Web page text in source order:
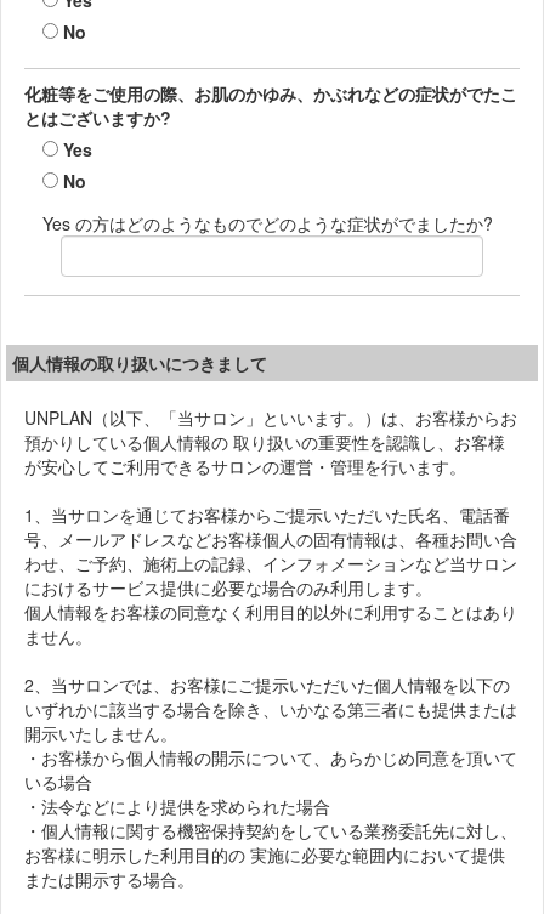
No
化粧等をご使用の際、お肌のかゆみ、かぶれなどの症状がでたこ
とはございますか?
Yes
No
Yes の方はどのようなものでどのような症状がでましたか?
個人情報の取り扱いにつきまして
UNPLAN（以下、「当サロン」といいます。）は、お客様からお
預かりしている個人情報の 取り扱いの重要性を認識し、お客様
が安心してご利用できるサロンの運営・管理を行います。
1、当サロンを通じてお客様からご提示いただいた氏名、電話番
号、メールアドレスなどお客様個人の固有情報は、各種お問い合
わせ、ご予約、施術上の記録、インフォメーションなど当サロン
におけるサービス提供に必要な場合のみ利用します。
個人情報をお客様の同意なく利用目的以外に利用することはあり
ません。
2、当サロンでは、お客様にご提示いただいた個人情報を以下の
いずれかに該当する場合を除き、いかなる第三者にも提供または
開示いたしません。
・お客様から個人情報の開示について、あらかじめ同意を頂いて
いる場合
・法令などにより提供を求められた場合
・個人情報に関する機密保持契約をしている業務委託先に対し、
お客様に明示した利用目的の 実施に必要な範囲内において提供
または開示する場合。